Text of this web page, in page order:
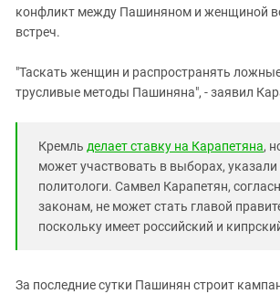
конфликт между Пашиняном и женщиной
встреч.
"Таскать женщин и распространять
трусливые методы Пашиняна", - заявил
Кремль делает ставку на Карапетяна,
может участвовать в выборах,
политологи. Самвел Карапетян,
законам, не может стать главой
поскольку имеет российский и
За последние сутки Пашинян строит